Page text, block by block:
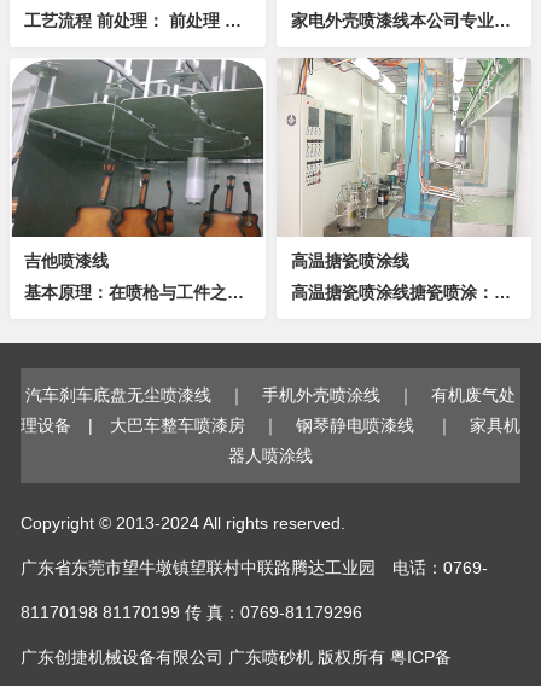
工艺流程 前处理： 前处理 喷淋式前处理概叙 棚体选用#不锈钢板及PP塑料板，平整美观，不变形、不漏水； 预除油滴水区底板采用耐酸碱316...
家电外壳喷漆线本公司专业设计制造家电外壳喷涂线，广泛应用于电视、电话，电脑、电风扇等产品，提高产品表面喷涂质量，改装喷涂环境，降低喷涂成本。表面前处理概述表面前处理的常用设备是喷淋式、浸、喷联合式，其清洗原理是借助于化学反应来完成除油、磷化...
吉他喷漆线
基本原理：在喷枪与工件之间形成一个高压电晕放电电场，当粉末粒子由喷枪口喷出经过放电区时，便补集了大量的电子，成为带负电的微粒，在静电吸引的作用下，被吸附到带正电荷的工件上去。当粉末附着到一定厚度时，则会发生“同性相斥”的作用，不能再吸附，从...
高温搪瓷喷涂线
高温搪瓷喷涂线搪瓷喷涂：在加厚钢板表面进行搪瓷镀釉，可以承受较大范围内的温度变化，一般为－60～＋850℃的温度变化范围，可以能够承受高温骤变。物理特性上：抗压、抗张力、有弹性、电绝缘、无污染；化学特性上：耐酸、耐碱、耐高温、耐水蒸汽，各种...
汽车刹车底盘无尘喷漆线 ｜ 手机外壳喷涂线 ｜ 有机废气处
理设备 | 大巴车整车喷漆房 ｜ 钢琴静电喷漆线 ｜ 家具机
器人喷涂线
Copyright © 2013-2024 All rights reserved.
广东省东莞市望牛墩镇望联村中联路腾达工业园 电话：0769-
81170198 81170199 传 真：0769-81179296
广东创捷机械设备有限公司 广东喷砂机 版权所有 粤ICP备